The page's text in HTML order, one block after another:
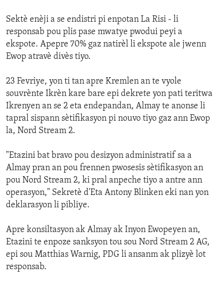
Sektè enèji a se endistri pi enpotan La Risi - li
responsab pou plis pase mwatye pwodui peyi a
ekspote. Apepre 70% gaz natirèl li ekspote ale jwenn
Ewop atravè divès tiyo.
23 Fevriye, yon ti tan apre Kremlen an te vyole
souvrènte Ikrèn kare bare epi dekrete yon pati teritwa
Ikrenyen an se 2 eta endepandan, Almay te anonse li
tapral sispann sètifikasyon pi nouvo tiyo gaz ann Ewop
la, Nord Stream 2.
"Etazini bat bravo pou desizyon administratif sa a
Almay pran an pou frennen pwosesis sètifikasyon an
pou Nord Stream 2, ki pral anpeche tiyo a antre ann
operasyon," Sekretè d'Eta Antony Blinken eki nan yon
deklarasyon li pibliye.
Apre konsiltasyon ak Almay ak Inyon Ewopeyen an,
Etazini te enpoze sanksyon tou sou Nord Stream 2 AG,
epi sou Matthias Warnig, PDG li ansanm ak plizyè lot
responsab.